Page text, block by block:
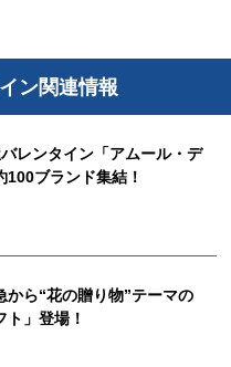
ン関連情報
レンタイン「アムール・デ
100ブランド集結！
から“花の贈り物”テーマの
ト」登場！